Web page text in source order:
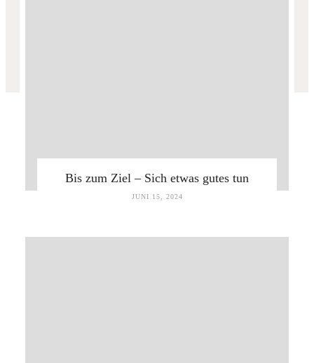
Bis zum Ziel – Sich etwas gutes tun
JUNI 15, 2024